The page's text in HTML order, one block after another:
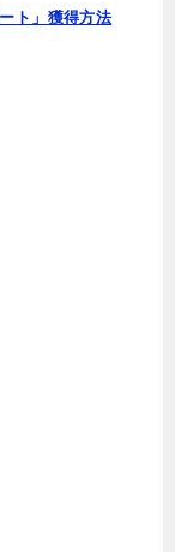
ト」獲得方法